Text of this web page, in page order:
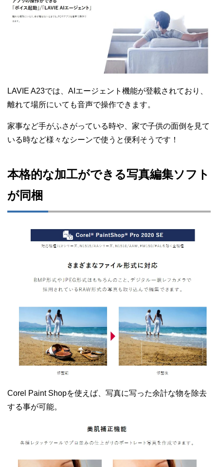
LAVIE A23では、AIエージェント機能が登載されており、
離れて場所にいても音声で操作できます。
家事など手がふさがっている時や、家で子供の面倒を見て
いる時など様々なシーンで使うと便利そうです！
本格的な加工ができる写真編集ソフト
が同梱
Corel Paint Shopを使えば、写真に写った余計な物を除去
する事が可能。